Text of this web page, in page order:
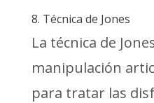
8. Técnica de Jones
La técnica de
manipulación
para tratar las